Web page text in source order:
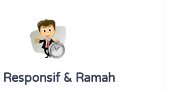
Responsif & Ramah